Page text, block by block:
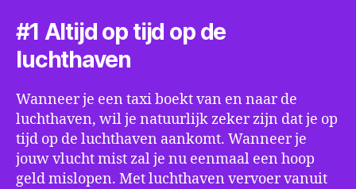
#1 Altijd op tijd op de
luchthaven
Wanneer je een taxi boekt van en naar de
luchthaven, wil je natuurlijk zeker zijn dat je op
tijd op de luchthaven aankomt. Wanneer je
jouw vlucht mist zal je nu eenmaal een hoop
geld mislopen. Met luchthaven vervoer vanuit